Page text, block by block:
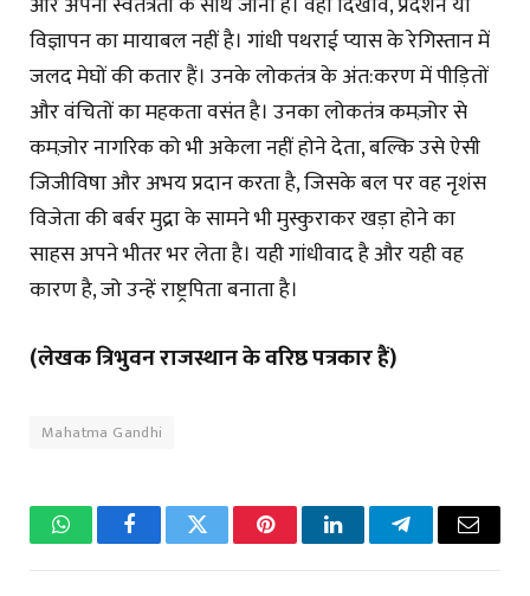
विज्ञापन का मायाबल नहीं है। गांधी पथराई प्यास के रेगिस्तान में
जलद मेघों की कतार हैं। उनके लोकतंत्र के अंत:करण में पीड़ितों
और वंचितों का महकता वसंत है। उनका लोकतंत्र कमज़ोर से
कमज़ोर नागरिक को भी अकेला नहीं होने देता, बल्कि उसे ऐसी
जिजीविषा और अभय प्रदान करता है, जिसके बल पर वह नृशंस
विजेता की बर्बर मुद्रा के सामने भी मुस्कुराकर खड़ा होने का
साहस अपने भीतर भर लेता है। यही गांधीवाद है और यही वह
कारण है, जो उन्हें राष्ट्रपिता बनाता है।
(लेखक त्रिभुवन राजस्थान के वरिष्ठ पत्रकार हैं)
Mahatma Gandhi
WhatsAppFacebookTwitter PinterestLinkedInTelegramEmail